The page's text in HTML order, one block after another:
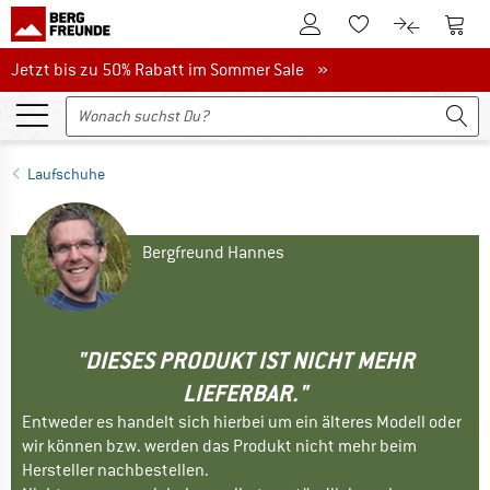
Zum KundenkontoZum Merkzettel.
Zum Zum
Jetzt bis zu 50% Rabatt im Sommer Sale
Jetzt bis zu 50% Rabatt im Sommer Sale »
Laufschuhe
Bergfreund Hannes
"DIESES PRODUKT IST NICHT MEHR
LIEFERBAR."
Entweder es handelt sich hierbei um ein älteres Modell oder
wir können bzw. werden das Produkt nicht mehr beim
Hersteller nachbestellen.